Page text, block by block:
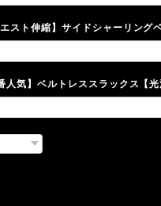
スト伸縮】サイドシャーリング
気】ベルトレススラックス【光